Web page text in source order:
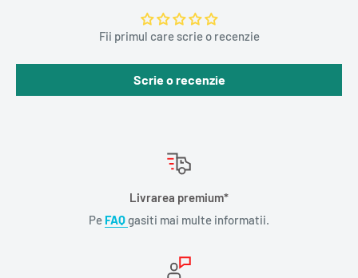
Fii primul care scrie o recenzie
Scrie o recenzie
Livrarea premium*
Pe FAQgasiti mai multe informatii.